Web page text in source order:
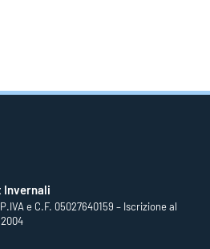
Invernali
e C.F. 05027640159 – Iscrizione al